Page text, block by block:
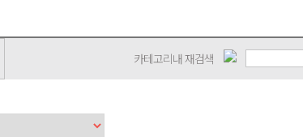
카테고리내 재검색